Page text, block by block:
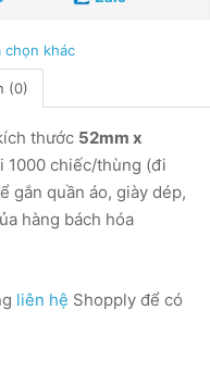
chọn khác
(0)
thước 52mm x
1000 chiếc/thùng (đi
gắn quần áo, giày dép,
hàng bách hóa
liên hệ Shopply để có